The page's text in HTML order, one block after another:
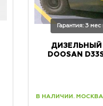
Гарантия: 3
ДИЗЕЛЬНЫЙ
DOOSAN
В НАЛИЧИИ. МОСКВА